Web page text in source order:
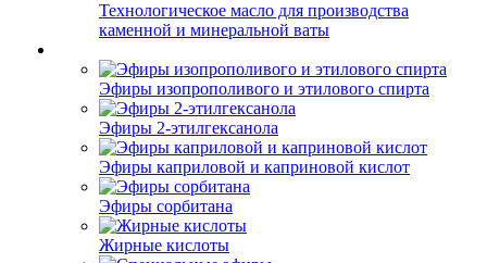
Технологическое масло для производства
каменной и минеральной ваты
Эфиры изопрополивого и этилового спирта
Эфиры 2-этилгексанола
Эфиры каприловой и каприновой кислот
Эфиры сорбитана
Жирные кислоты